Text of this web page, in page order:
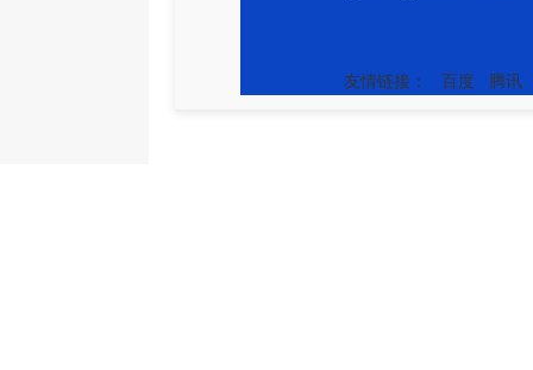
友情链接： 百度 腾讯